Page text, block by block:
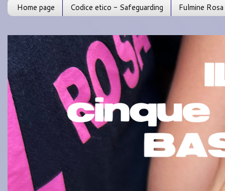
Home page Codice etico - Safeguarding Fulmine Rosa